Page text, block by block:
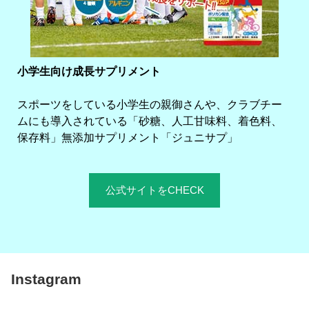
小学生向け成長サプリメント
スポーツをしている小学生の親御さんや、クラブチー
ムにも導入されている「砂糖、人工甘味料、着色料、
保存料」無添加サプリメント「ジュニサプ」
公式サイトをCHECK
Instagram